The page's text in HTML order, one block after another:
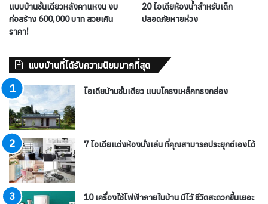
แบบบ้านชั้นเดียวหลังคาแหงน งบ
ก่อสร้าง 600,000 บาท สวยเกิน
ราคา!
20 ไอเดียห้องน้ำสำหรับเด็ก
ปลอดภัยหายห่วง
แบบบ้านที่ได้รับความนิยมมากที่สุด
ไอเดียบ้านชั้นเดียว แบบโครงเหล็กทรงกล่อง
7 ไอเดียแต่งห้องนั่งเล่น ที่คุณสามารถประยุกต์เองได้
10 เครื่องใช้ไฟฟ้าภายในบ้าน มีไว้ ชีวิตสะดวกขึ้นเยอะ